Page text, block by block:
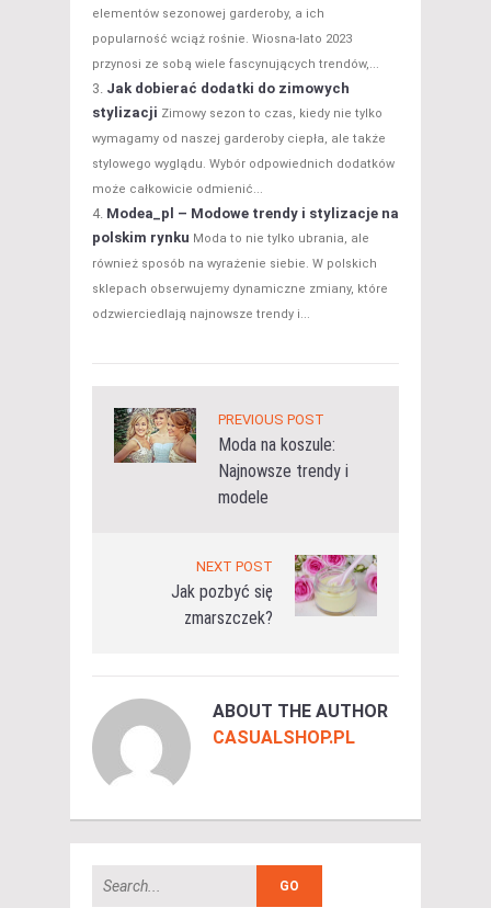
elementów sezonowej garderoby, a ich
popularność wciąż rośnie. Wiosna-lato 2023
przynosi ze sobą wiele fascynujących trendów,...
Jak dobierać dodatki do zimowych
stylizacji Zimowy sezon to czas, kiedy nie tylko
wymagamy od naszej garderoby ciepła, ale także
stylowego wyglądu. Wybór odpowiednich dodatków
może całkowicie odmienić...
Modea_pl – Modowe trendy i stylizacje na
polskim rynku Moda to nie tylko ubrania, ale
również sposób na wyrażenie siebie. W polskich
sklepach obserwujemy dynamiczne zmiany, które
odzwierciedlają najnowsze trendy i...
PREVIOUS POST
Moda na koszule:
Najnowsze trendy i
modele
NEXT POST
Jak pozbyć się
zmarszczek?
ABOUT THE AUTHOR
CASUALSHOP.PL